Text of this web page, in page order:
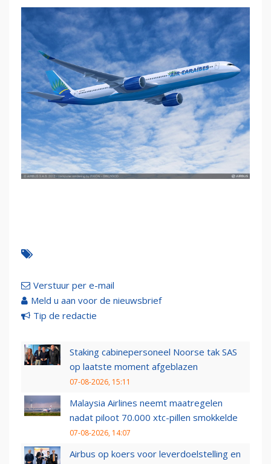
Verstuur per e-mail
Meld u aan voor de nieuwsbrief
Tip de redactie
Staking cabinepersoneel Noorse tak SAS
op laatste moment afgeblazen
07-08-2026, 15:11
Malaysia Airlines neemt maatregelen
nadat piloot 70.000 xtc-pillen smokkelde
07-08-2026, 14:07
Airbus op koers voor leverdoelstelling en